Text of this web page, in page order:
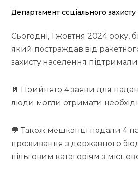
Департамент соціального
Сьогодні, 1 жовтня 2024 року,
який постраждав від
захисту населення
📄 Прийнято 4 заяви для
люди могли отримати
💬 Також мешканці подали 4
проживання з державного
пільговим категоріям з